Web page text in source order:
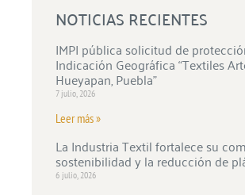
NOTICIAS RECIENTES
IMPI pública solicitud de
Indicación Geográfica “Textiles
Hueyapan, Puebla”
7 julio, 2026
Leer más »
La Industria Textil fortalece su
sostenibilidad y la reducción de
6 julio, 2026